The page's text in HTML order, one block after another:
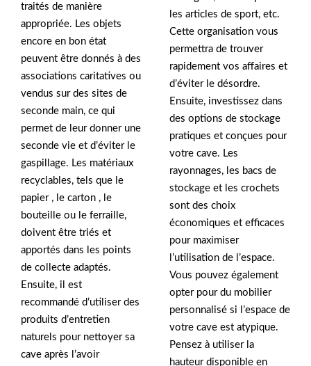
traités de manière
appropriée. Les objets
encore en bon état
peuvent être donnés à des
associations caritatives ou
vendus sur des sites de
seconde main, ce qui
permet de leur donner une
seconde vie et d’éviter le
gaspillage. Les matériaux
recyclables, tels que le
papier , le carton , le
bouteille ou le ferraille,
doivent être triés et
apportés dans les points
de collecte adaptés.
Ensuite, il est
recommandé d’utiliser des
produits d’entretien
naturels pour nettoyer sa
cave après l’avoir
les articles de sport, etc.
Cette organisation vous
permettra de trouver
rapidement vos affaires et
d’éviter le désordre.
Ensuite, investissez dans
des options de stockage
pratiques et conçues pour
votre cave. Les
rayonnages, les bacs de
stockage et les crochets
sont des choix
économiques et efficaces
pour maximiser
l’utilisation de l’espace.
Vous pouvez également
opter pour du mobilier
personnalisé si l’espace de
votre cave est atypique.
Pensez à utiliser la
hauteur disponible en